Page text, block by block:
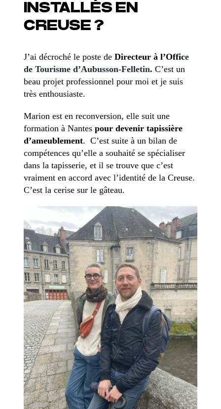
INSTALLÉS EN
CREUSE ?
J’ai décroché le poste deDirecteur à l’Office
de Tourisme d’Aubusson-Felletin. C’est un
beau projet professionnel pour moi et je suis
très enthousiaste.
Marion est en reconversion, elle suit une
formation à Nantespour devenir tapissière
d’ameublement. C’est suite à un bilan de
compétences qu’elle a souhaité se spécialiser
dans la tapisserie, et il se trouve que c’est
vraiment en accord avec l’identité de la Creuse.
C’est la cerise sur le gâteau.